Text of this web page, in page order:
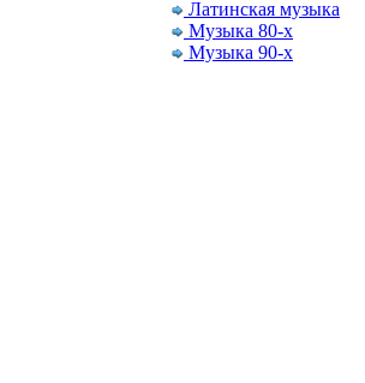
Латинская музыка
Музыка 80-x
Музыка 90-x